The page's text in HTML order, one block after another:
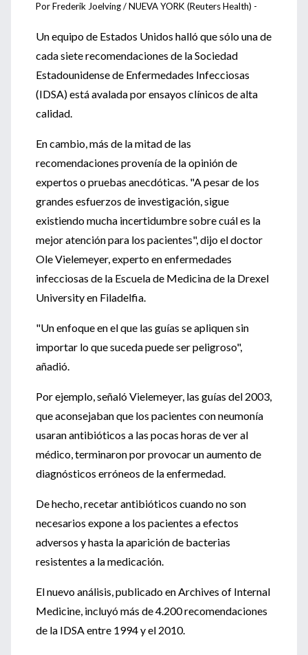
Por Frederik Joelving /NUEVA YORK (Reuters Health) -
Un equipo de Estados Unidos halló que sólo una de
cada siete recomendaciones de la Sociedad
Estadounidense de Enfermedades Infecciosas
(IDSA) está avalada por ensayos clínicos de alta
calidad.
En cambio, más de la mitad de las
recomendaciones provenía de la opinión de
expertos o pruebas anecdóticas. "A pesar de los
grandes esfuerzos de investigación, sigue
existiendo mucha incertidumbre sobre cuál es la
mejor atención para los pacientes", dijo el doctor
Ole Vielemeyer, experto en enfermedades
infecciosas de la Escuela de Medicina de la Drexel
University en Filadelfia.
"Un enfoque en el que las guías se apliquen sin
importar lo que suceda puede ser peligroso",
añadió.
Por ejemplo, señaló Vielemeyer, las guías del 2003,
que aconsejaban que los pacientes con neumonía
usaran antibióticos a las pocas horas de ver al
médico, terminaron por provocar un aumento de
diagnósticos erróneos de la enfermedad.
De hecho, recetar antibióticos cuando no son
necesarios expone a los pacientes a efectos
adversos y hasta la aparición de bacterias
resistentes a la medicación.
El nuevo análisis, publicado en Archives of Internal
Medicine, incluyó más de 4.200 recomendaciones
de la IDSA entre 1994 y el 2010.